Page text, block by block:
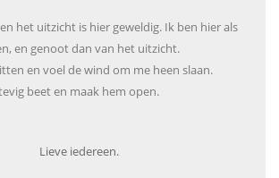
het uitzicht is hier geweldig. Ik ben hier als
en genoot dan van het uitzicht.
en voel de wind om me heen slaan.
beet en maak hem open.
Lieve iedereen.